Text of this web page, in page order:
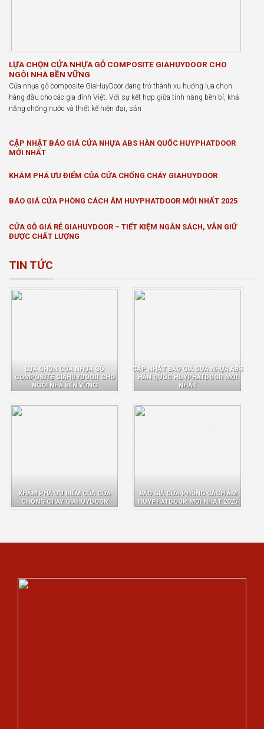
LỰA CHỌN CỬA NHỰA GỖ COMPOSITE GIAHUYDOOR CHO
NGÔI NHÀ BỀN VỮNG
Cửa nhựa gỗ composite GiaHuyDoor đang trở thành xu hướng lựa chọn
hàng đầu cho các gia đình Việt. Với sự kết hợp giữa tính năng bền bỉ, khả
năng chống nước và thiết kế hiện đại, sản
CẬP NHẬT BÁO GIÁ CỬA NHỰA ABS HÀN QUỐC HUYPHATDOOR
MỚI NHẤT
KHÁM PHÁ ƯU ĐIỂM CỦA CỬA CHỐNG CHÁY GIAHUYDOOR
BÁO GIÁ CỬA PHÒNG CÁCH ÂM HUYPHATDOOR MỚI NHẤT 2025
CỬA GỖ GIÁ RẺ GIAHUYDOOR – TIẾT KIỆM NGÂN SÁCH, VẪN GIỮ
ĐƯỢC CHẤT LƯỢNG
TIN TỨC
LỰA CHỌN CỬA NHỰA GỖ
COMPOSITE GIAHUYDOOR CHO
NGÔI NHÀ BỀN VỮNG
CẬP NHẬT BÁO GIÁ CỬA NHỰA ABS
HÀN QUỐC HUYPHATDOOR MỚI
NHẤT
KHÁM PHÁ ƯU ĐIỂM CỦA CỬA
CHỐNG CHÁY GIAHUYDOOR
BÁO GIÁ CỬA PHÒNG CÁCH ÂM
HUYPHATDOOR MỚI NHẤT 2025